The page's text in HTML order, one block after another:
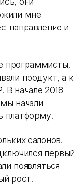
мне
направление и
программисты.
продукт, а к
В начале 2018
начали
платформу.
салонов.
первый
появляться
рост.